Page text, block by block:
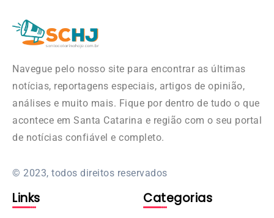
Navegue pelo nosso site para encontrar as últimas
notícias, reportagens especiais, artigos de opinião,
análises e muito mais. Fique por dentro de tudo o que
acontece em Santa Catarina e região com o seu portal
de notícias confiável e completo.
© 2023, todos direitos reservados
Links Categorias